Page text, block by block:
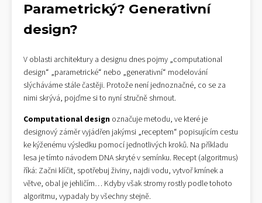
Parametrický? Generativní
design?
V oblasti architektury a designu dnes pojmy „computational
design“ „parametrické“ nebo „generativní“ modelování
slýcháváme stále častěji. Protože není jednoznačné, co se za
nimi skrývá, pojďme si to nyní stručně shrnout.
Computational design označuje metodu, ve které je
designový záměr vyjádřen jakýmsi „receptem“ popisujícím cestu
ke kýženému výsledku pomocí jednotlivých kroků. Na příkladu
lesa je tímto návodem DNA skryté v semínku. Recept (algoritmus)
říká: Začni klíčit, spotřebuj živiny, najdi vodu, vytvoř kmínek a
větve, obal je jehličím… Kdyby však stromy rostly podle tohoto
algoritmu, vypadaly by všechny stejně.